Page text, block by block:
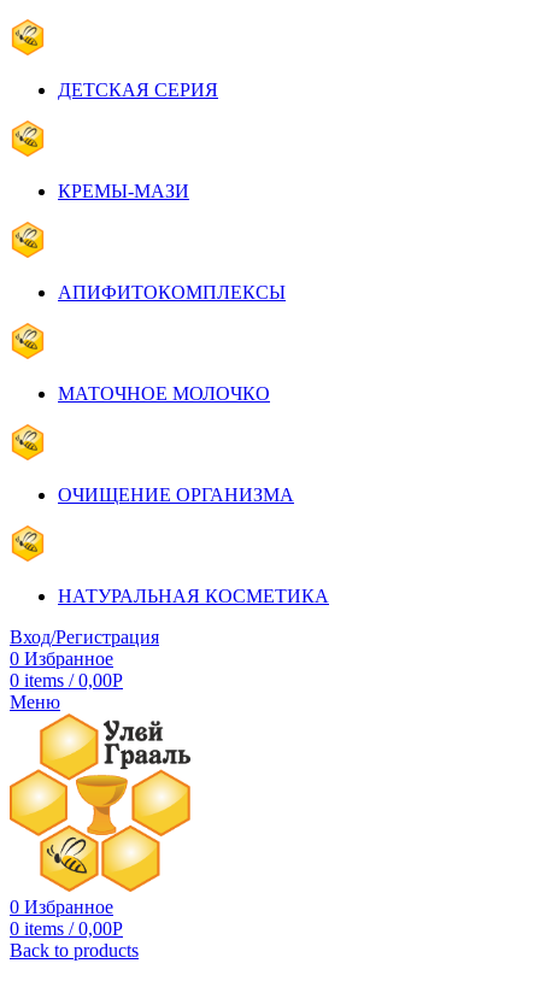
ДЕТСКАЯ СЕРИЯ
КРЕМЫ-МАЗИ
АПИФИТОКОМПЛЕКСЫ
МАТОЧНОЕ МОЛОЧКО
ОЧИЩЕНИЕ ОРГАНИЗМА
НАТУРАЛЬНАЯ КОСМЕТИКА
Вход/Регистрация
0 Избранное
0 items / 0,00Р
Меню
0 Избранное
0 items / 0,00Р
Back to products